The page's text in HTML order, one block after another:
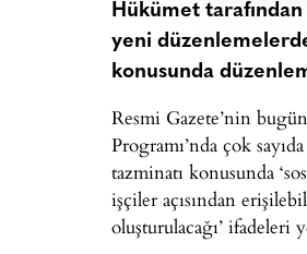
Hükümet tarafından
yeni
konusunda
Resmi Gazete’nin
Programı’nda çok
tazminatı konusunda
işçiler açısından
oluşturulacağı’ ifadeleri